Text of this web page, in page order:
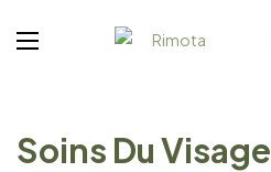
Soins Du Visage